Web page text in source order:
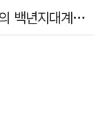
800년 한·베 교류의 역사, "경북 봉화의 백년지대계로 피어난다"